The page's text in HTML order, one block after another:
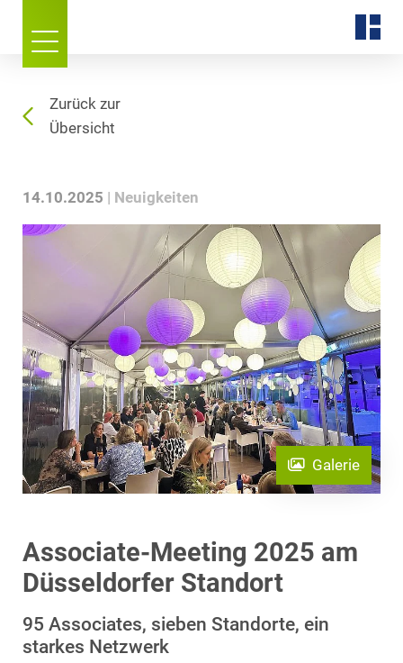
Zurück zur
Übersicht
14.10.2025 Neuigkeiten
Associate-Meeting 2025 am
Düsseldorfer Standort
95 Associates, sieben Standorte, ein
starkes Netzwerk
Galerie